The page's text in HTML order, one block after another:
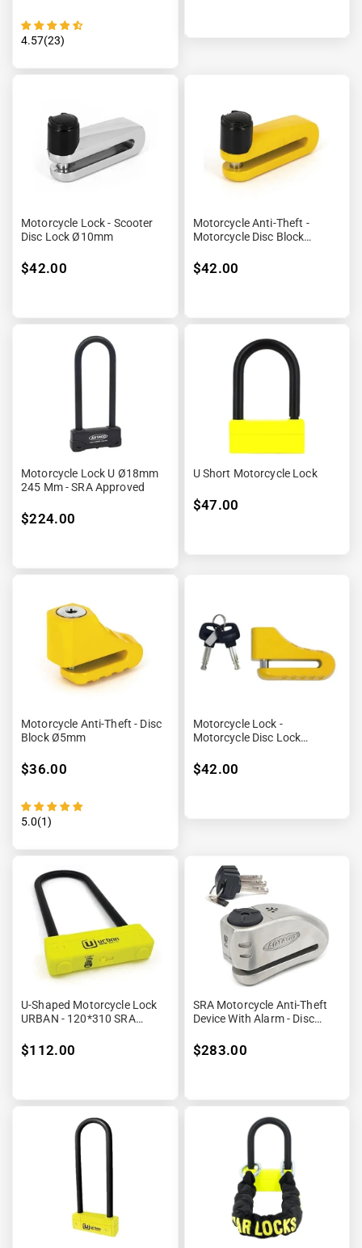
4.57(23)
Motorcycle Lock - Scooter
Disc Lock Ø10mm
$42.00
Motorcycle Anti-Theft -
Motorcycle Disc Block
$42.00
Motorcycle Lock U Ø18mm
245 Mm - SRA Approved
$224.00
U Short Motorcycle Lock
$47.00
Motorcycle Anti-Theft - Disc
Block Ø5mm
$36.00
5.0(1)
Motorcycle Lock -
Motorcycle Disc Lock
$42.00
U-Shaped Motorcycle Lock
URBAN - 120*310 SRA
$112.00
SRA Motorcycle Anti-Theft
Device With Alarm - Disc
$283.00